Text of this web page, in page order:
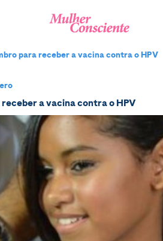
para receber a vacina contra o HPV
receber a vacina contra o HPV